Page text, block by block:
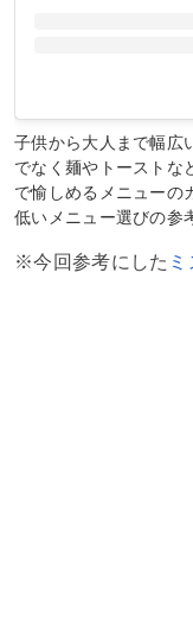
子供から大人まで幅広
でなく麺やトーストな
で愉しめるメニューの
低いメニュー選びの参
※今回参考にした